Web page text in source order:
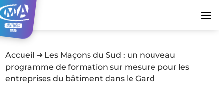
Accueil ➜ Les Maçons du Sud : un nouveau
programme de formation sur mesure pour les
entreprises du bâtiment dans le Gard